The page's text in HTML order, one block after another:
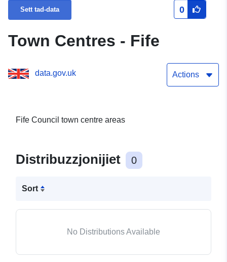
Sett tad-data 0
Town Centres - Fife
data.gov.uk Actions
Fife Council town centre areas
Distribuzzjonijiet 0
Sort
No Distributions Available